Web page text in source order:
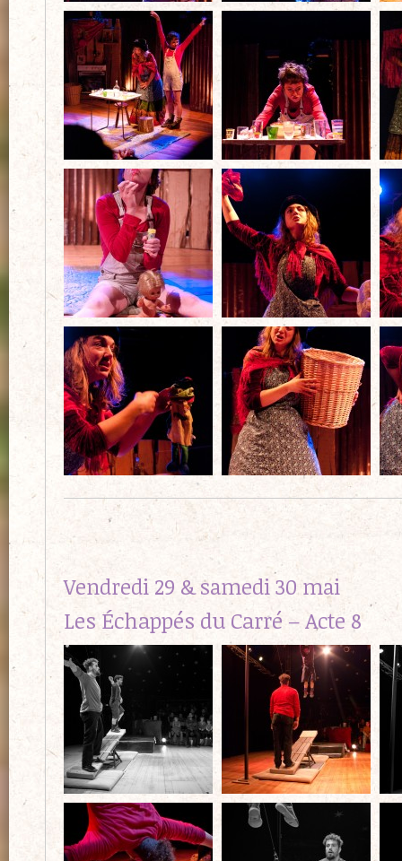
Vendredi 29 & samedi 30 mai
Les Échappés du Carré – Acte 8